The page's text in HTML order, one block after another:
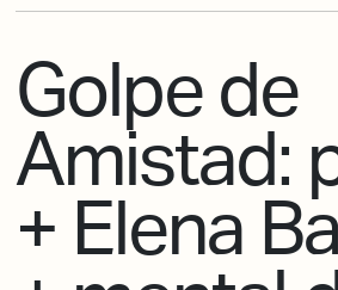
Golpe de
Amistad:
+ Elena